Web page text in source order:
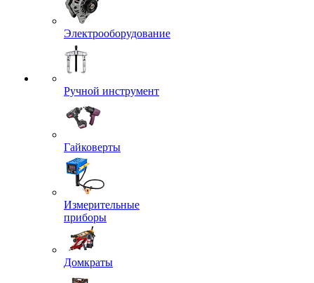
Электрооборудование
Ручной инструмент
Гайковерты
Измерительные
приборы
Домкраты